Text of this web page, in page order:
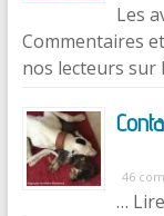
Les
Commentaires
nos lecteurs sur
46
…